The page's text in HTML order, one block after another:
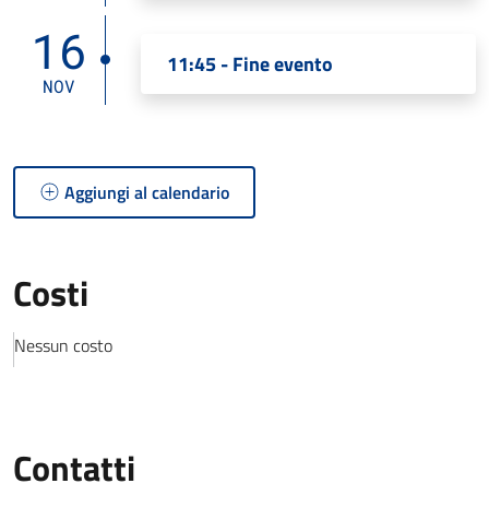
16
NOV
11:45 - Fine evento
Aggiungi al calendario
Costi
Nessun costo
Contatti